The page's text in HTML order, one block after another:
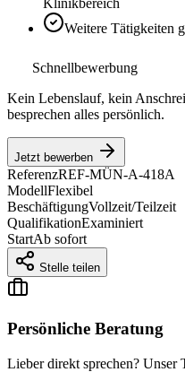
Klinikbereich
Weitere Tätigkeiten
Schnellbewerbung
Kein Lebenslauf, kein
besprechen alles persönlich.
Jetzt bewerben
ReferenzREF-MÜN-A-418A
ModellFlexibel
BeschäftigungVollzeit/Teilzeit
QualifikationExaminiert
StartAb sofort
Stelle teilen
Persönliche Beratung
Lieber direkt sprechen? Unser